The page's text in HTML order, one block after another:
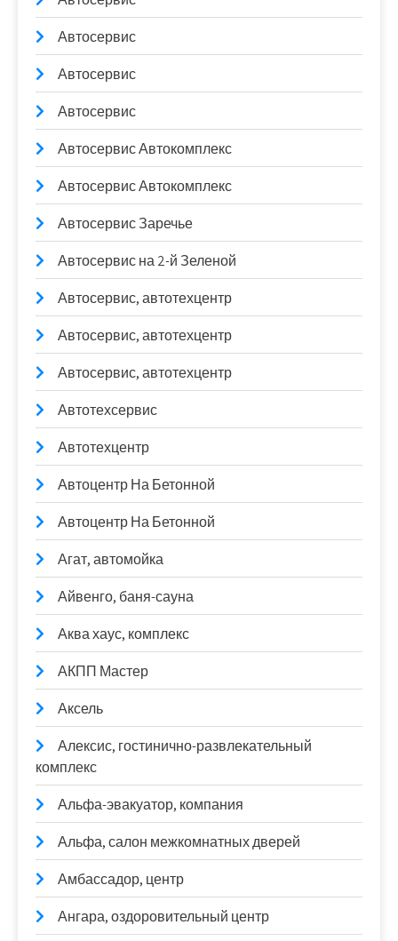
Автосервис
Автосервис
Автосервис
Автосервис Автокомплекс
Автосервис Автокомплекс
Автосервис Заречье
Автосервис на 2-й Зеленой
Автосервис, автотехцентр
Автосервис, автотехцентр
Автосервис, автотехцентр
Автотехсервис
Автотехцентр
Автоцентр На Бетонной
Автоцентр На Бетонной
Агат, автомойка
Айвенго, баня-сауна
Аква хаус, комплекс
АКПП Мастер
Аксель
Алексис, гостинично-развлекательный
комплекс
Альфа-эвакуатор, компания
Альфа, салон межкомнатных дверей
Амбассадор, центр
Ангара, оздоровительный центр